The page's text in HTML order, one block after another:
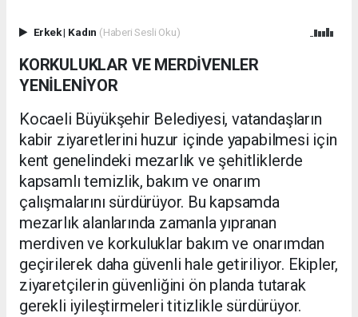
Erkek| Kadın (Haberi Sesli Oku)
KORKULUKLAR VE MERDİVENLER
YENİLENİYOR
Kocaeli Büyükşehir Belediyesi, vatandaşların
kabir ziyaretlerini huzur içinde yapabilmesi için
kent genelindeki mezarlık ve şehitliklerde
kapsamlı temizlik, bakım ve onarım
çalışmalarını sürdürüyor. Bu kapsamda
mezarlık alanlarında zamanla yıpranan
merdiven ve korkuluklar bakım ve onarımdan
geçirilerek daha güvenli hale getiriliyor. Ekipler,
ziyaretçilerin güvenliğini ön planda tutarak
gerekli iyileştirmeleri titizlikle sürdürüyor.